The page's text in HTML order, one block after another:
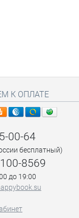
К ОПЛАТЕ
00-64
бесплатный)
8569
до 19:00